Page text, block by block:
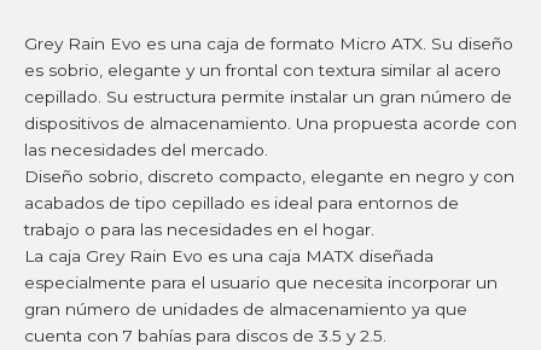
Grey Rain Evo es una caja de formato Micro ATX. Su diseño
es sobrio, elegante y un frontal con textura similar al acero
cepillado. Su estructura permite instalar un gran número de
dispositivos de almacenamiento. Una propuesta acorde con
las necesidades del mercado.
Diseño sobrio, discreto compacto, elegante en negro y con
acabados de tipo cepillado es ideal para entornos de
trabajo o para las necesidades en el hogar.
La caja Grey Rain Evo es una caja MATX diseñada
especialmente para el usuario que necesita incorporar un
gran número de unidades de almacenamiento ya que
cuenta con 7 bahías para discos de 3.5 y 2.5.